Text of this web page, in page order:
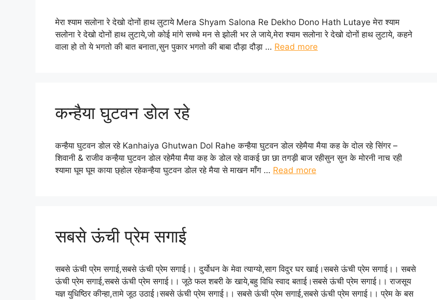
मेरा श्याम सलोना रे देखो दोनों हाथ लुटाये Mera Shyam Salona Re Dekho Dono Hath Lutaye मेरा श्याम
सलोना रे देखो दोनों हाथ लुटाये,जो कोई मांगे सच्चे मन से झोली भर ले जाये,मेरा श्याम सलोना रे देखो दोनों हाथ लुटाये, कहने
वाला हो तो ये भगतो की बात बनाता,सुन पुकार भगतो की बाबा दौड़ा दौड़ा … Read more
कन्हैया घुटवन डोल रहे
कन्हैया घुटवन डोल रहे Kanhaiya Ghutwan Dol Rahe कन्हैया घुटवन डोल रहेमैया मैया कह के दोल रहे सिंगर –
शिवानी & राजीव कन्हैया घुटवन डोल रहेमैया मैया कह के डोल रहे वाकई छा छा तगड़ी बाज रहीसुन सुन के मोरनी नाच रही
श्यामा घूम घूम काया छ्होल रहेकन्हैया घुटवन डोल रहे मैया से माखन माँग … Read more
सबसे ऊंची प्रेम सगाई
सबसे ऊंची प्रेम सगाई,सबसे ऊंची प्रेम सगाई।। दुर्योधन के मेवा त्याग्यो,साग विदुर घर खाई।सबसे ऊंची प्रेम सगाई।। सबसे
ऊंची प्रेम सगाई,सबसे ऊंची प्रेम सगाई।। जूठे फल शबरी के खाये,बहु विधि स्वाद बताई।सबसे ऊंची प्रेम सगाई।। राजसूय
यज्ञ युधिष्ठिर कीन्हा,तामे जूठ उठाई।सबसे ऊंची प्रेम सगाई।। सबसे ऊंची प्रेम सगाई,सबसे ऊंची प्रेम सगाई।। प्रेम के बस